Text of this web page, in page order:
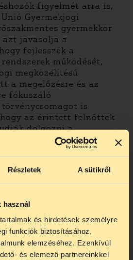
Részletek A sütikről
használ
és hirdetések személyre
funkciók biztosításához,
elemzéséhez. Ezenkívül
és elemező partnereinkkel
figyelmét arra is,
Gyermekjogi
gyermekkor
azt javasolja a
fejlesszék a
működését,
megközelítésű
a megelőzésre és az
fókuszáló
is
az érintett felnőttek
dolgozni a
továbbá
a hasonló
7.
Koalíció részéről,